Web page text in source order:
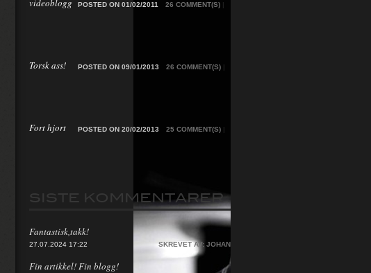
videoblogg 26 COMMENT(S) |
POSTED ON 01/02/2011
Torsk ass! 26 COMMENT(S) |
POSTED ON 09/01/2013
Fort hjort 25 COMMENT(S) |
POSTED ON 20/02/2013
SISTE KOMMENTARER
Fantastisk,takk!
27.07.2024 17:22 SKREVET AV: JOHAN
Fin artikkel! Fin blogg!